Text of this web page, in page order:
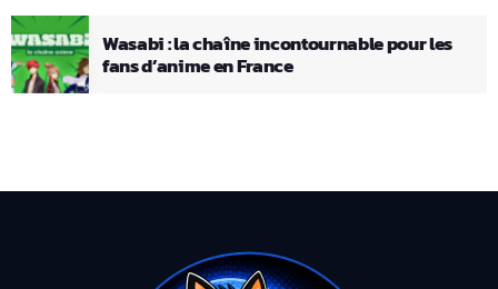
Wasabi : la chaîne incontournable pour les
fans d’anime en France